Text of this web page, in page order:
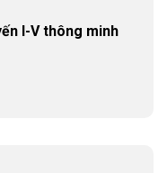
I-V thông minh